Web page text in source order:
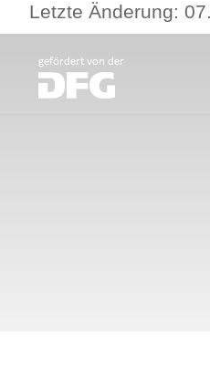
Letzte Änderung: